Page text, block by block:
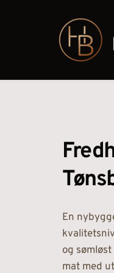
En
og
mat med